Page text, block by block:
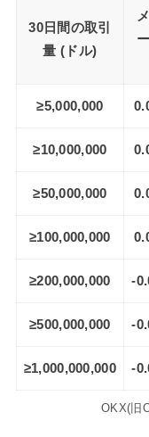
30日間の取引
量 (ドル)
≥5,000,000
≥10,000,000
≥50,000,000
≥100,000,000
≥200,000,000 -
≥500,000,000 -
≥1,000,000,000 -
OKX(旧